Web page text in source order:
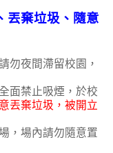
丟棄垃圾、 隨意
勿夜間滯留校園，
面禁止吸煙，於校
丟棄垃圾，被開立
，場內請勿隨意置